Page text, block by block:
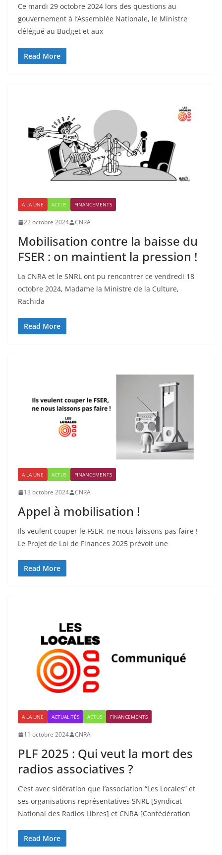
Ce mardi 29 octobre 2024 lors des questions au
gouvernement à l’Assemblée Nationale, le Ministre
délégué au Budget et aux
Read More
A LA UNE ACTUS FINANCEMENTS
22 octobre 2024 CNRA
Mobilisation contre la baisse du
FSER : on maintient la pression !
La CNRA et le SNRL ont pu rencontrer ce vendredi 18
octobre 2024, Madame la Ministre de la Culture,
Rachida
Read More
A LA UNE ACTUS FINANCEMENTS
13 octobre 2024 CNRA
Appel à mobilisation !
Ils veulent couper le FSER, ne nous laissons pas faire !
Le Projet de Loi de Finances 2025 prévoit une
Read More
A LA UNE ACTUALITÉS ACTUS FINANCEMENTS
11 octobre 2024 CNRA
PLF 2025 : Qui veut la mort des
radios associatives ?
C’est avec sidération que l’association “Les Locales” et
ses organisations représentatives SNRL [Syndicat
National des Radios Libres] et CNRA [Confédération
Read More